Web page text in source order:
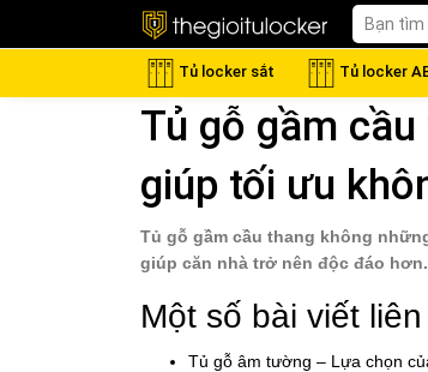
Tủ locker sắt Tủ locker
Tủ gỗ gầm
giúp tối ưu
Tủ gỗ gầm cầu thang không
giúp căn nhà trở nên độc đáo hơn.
Một số bài viết
Tủ gỗ âm tường – Lựa chọn